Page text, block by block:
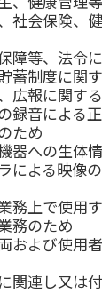
社会保険、
障等、法令
蓄制度に関
広報に関す
録音による
ため
器への生体
による映像
務上で使用
務のため
および使用
関連し又は